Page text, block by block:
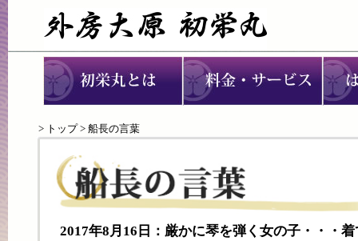
> トップ> 船長の言葉
2017年8月16日：厳かに琴を弾く女の子・・・